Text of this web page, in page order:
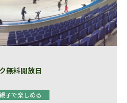
無料開放日
子で楽しめる